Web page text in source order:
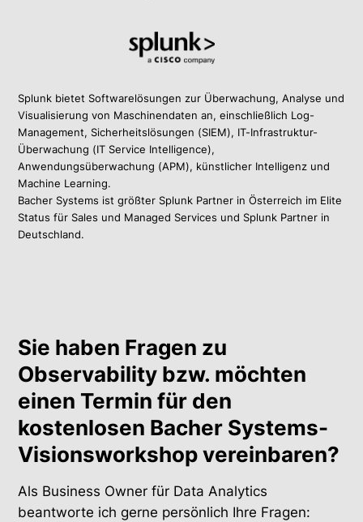
Splunk bietet Softwarelösungen zur Überwachung, Analyse und
Visualisierung von Maschinendaten an, einschließlich Log-
Management, Sicherheitslösungen (SIEM), IT-Infrastruktur-
Überwachung (IT Service Intelligence),
Anwendungsüberwachung (APM), künstlicher Intelligenz und
Machine Learning.
Bacher Systems ist größter Splunk Partner in Österreich im Elite
Status für Sales und Managed Services und Splunk Partner in
Deutschland.
Sie haben Fragen zu
Observability bzw. möchten
einen Termin für den
kostenlosen Bacher Systems-
Visionsworkshop vereinbaren?
Als Business Owner für Data Analytics
beantworte ich gerne persönlich Ihre Fragen: